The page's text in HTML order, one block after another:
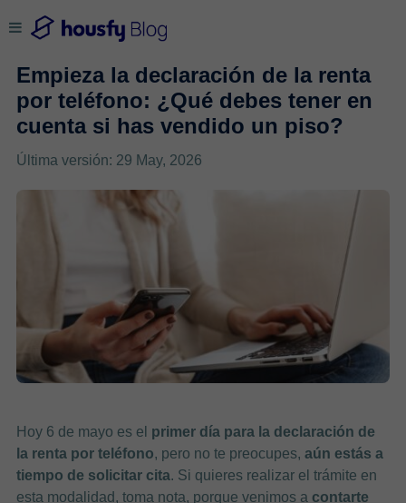
Empieza la declaración de la renta
por teléfono: ¿Qué debes tener en
cuenta si has vendido un piso?
Última versión: 29 May, 2026
Hoy 6 de mayo es el primer día para la declaración de
la renta por teléfono, pero no te preocupes, aún estás a
tiempo de solicitar cita. Si quieres realizar el trámite en
esta modalidad, toma nota, porque venimos a contarte